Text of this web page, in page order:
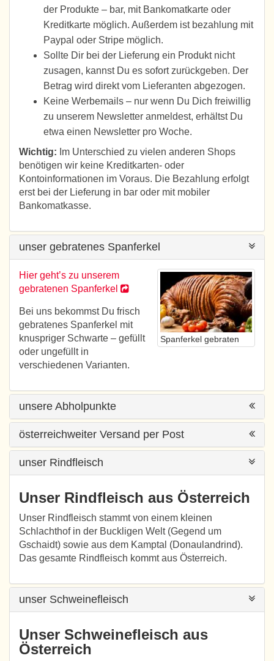
der Produkte – bar, mit Bankomatkarte oder
Kreditkarte möglich. Außerdem ist bezahlung mit
Paypal oder Stripe möglich.
Sollte Dir bei der Lieferung ein Produkt nicht
zusagen, kannst Du es sofort zurückgeben. Der
Betrag wird direkt vom Lieferanten abgezogen.
Keine Werbemails – nur wenn Du Dich freiwillig
zu unserem Newsletter anmeldest, erhältst Du
etwa einen Newsletter pro Woche.
Wichtig: Im Unterschied zu vielen anderen Shops
benötigen wir keine Kreditkarten- oder
Kontoinformationen im Voraus. Die Bezahlung erfolgt
erst bei der Lieferung in bar oder mit mobiler
Bankomatkasse.
unser gebratenes Spanferkel
Spanferkel gebraten
Hier geht’s zu unserem
gebratenen Spanferkel
Bei uns bekommst Du frisch
gebratenes Spanferkel mit
knuspriger Schwarte – gefüllt
oder ungefüllt in
verschiedenen Varianten.
unsere Abholpunkte
österreichweiter Versand per Post
unser Rindfleisch
Unser Rindfleisch aus Österreich
Unser Rindfleisch stammt von einem kleinen
Schlachthof in der Buckligen Welt (Gegend um
Gschaidt) sowie aus dem Kamptal (Donaulandrind).
Das gesamte Rindfleisch kommt aus Österreich.
unser Schweinefleisch
Unser Schweinefleisch aus
Österreich